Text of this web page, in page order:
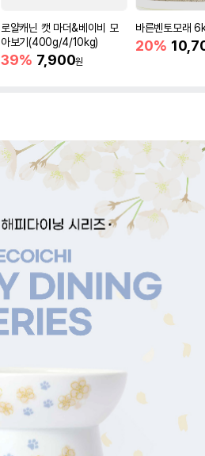
로얄캐닌 캣 마더&베이비 모
아보기(400g/4/10kg)
39% 7,900원
바른벤토모래
20%